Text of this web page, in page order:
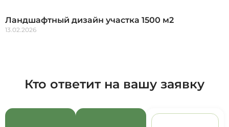
Ландшафтный дизайн участка 1500 м2
13.02.2026
Кто ответит на вашу заявку